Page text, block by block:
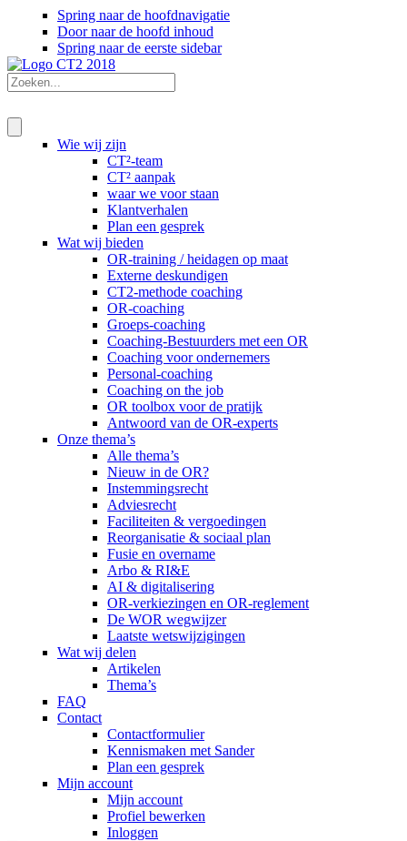
Spring naar de hoofdnavigatie
Door naar de hoofd inhoud
Spring naar de eerste sidebar
Wie wij zijn
CT²-team
CT² aanpak
waar we voor staan
Klantverhalen
Plan een gesprek
Wat wij bieden
OR-training / heidagen op maat
Externe deskundigen
CT2-methode coaching
OR-coaching
Groeps-coaching
Coaching-Bestuurders met een OR
Coaching voor ondernemers
Personal-coaching
Coaching on the job
OR toolbox voor de pratijk
Antwoord van de OR-experts
Onze thema’s
Alle thema’s
Nieuw in de OR?
Instemmingsrecht
Adviesrecht
Faciliteiten & vergoedingen
Reorganisatie & sociaal plan
Fusie en overname
Arbo & RI&E
AI & digitalisering
OR-verkiezingen en OR-reglement
De WOR wegwijzer
Laatste wetswijzigingen
Wat wij delen
Artikelen
Thema’s
FAQ
Contact
Contactformulier
Kennismaken met Sander
Plan een gesprek
Mijn account
Mijn account
Profiel bewerken
Inloggen